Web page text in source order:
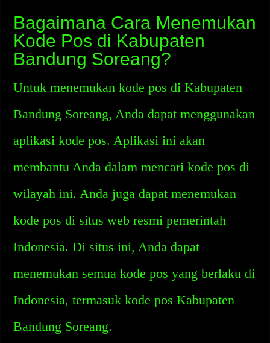
Bagaimana Cara Menemukan
Kode Pos di Kabupaten
Bandung Soreang?
Untuk menemukan kode pos di Kabupaten
Bandung Soreang, Anda dapat menggunakan
aplikasi kode pos. Aplikasi ini akan
membantu Anda dalam mencari kode pos di
wilayah ini. Anda juga dapat menemukan
kode pos di situs web resmi pemerintah
Indonesia. Di situs ini, Anda dapat
menemukan semua kode pos yang berlaku di
Indonesia, termasuk kode pos Kabupaten
Bandung Soreang.